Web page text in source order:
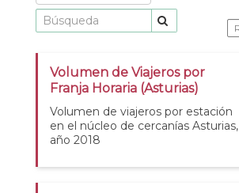
Volumen de Viajeros por
Franja Horaria (Asturias)
Volumen de viajeros por estación
en el núcleo de cercanías Asturias,
año 2018